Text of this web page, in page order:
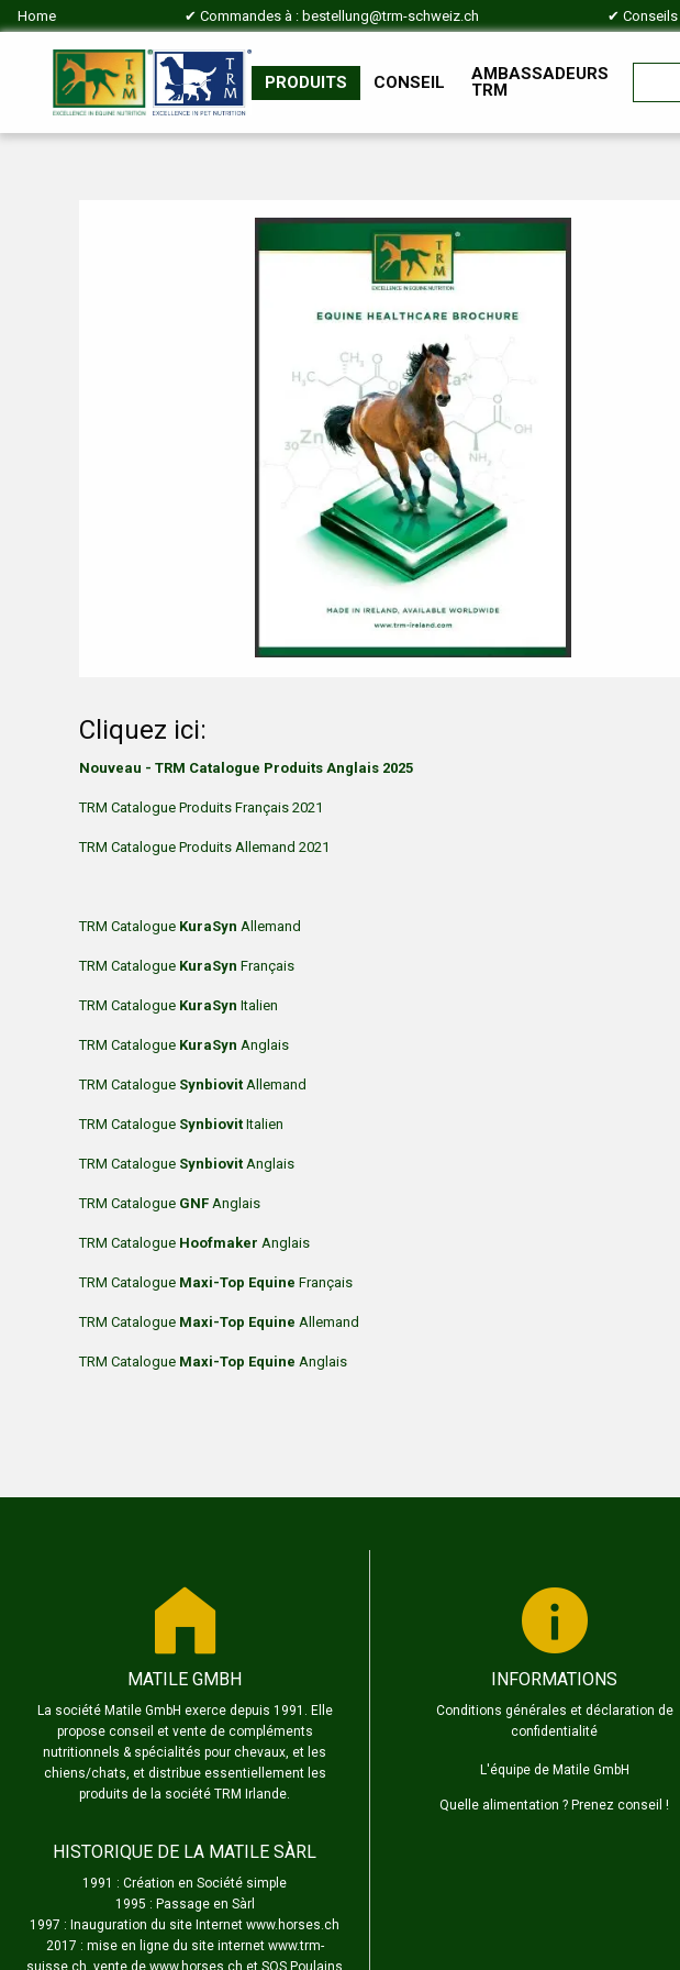
Home ✔ Commandes à : bestellung@trm-schweiz.ch ✔ Conseils
PRODUITS CONSEIL
AMBASSADEURS
TRM
Cliquez ici:
Nouveau - TRM Catalogue Produits Anglais 2025
TRM Catalogue Produits Français 2021
TRM Catalogue Produits Allemand 2021
TRM Catalogue KuraSyn Allemand
TRM Catalogue KuraSyn Français
TRM Catalogue KuraSyn Italien
TRM Catalogue KuraSyn Anglais
TRM Catalogue Synbiovit Allemand
TRM Catalogue Synbiovit Italien
TRM Catalogue Synbiovit Anglais
TRM Catalogue GNF Anglais
TRM Catalogue Hoofmaker Anglais
TRM Catalogue Maxi-Top Equine Français
TRM Catalogue Maxi-Top Equine Allemand
TRM Catalogue Maxi-Top Equine Anglais
MATILE GMBH
La société Matile GmbH exerce depuis 1991. Elle
propose conseil et vente de compléments
nutritionnels & spécialités pour chevaux, et les
chiens/chats, et distribue essentiellement les
produits de la société TRM Irlande.
HISTORIQUE DE LA MATILE SÀRL
1991 : Création en Société simple
1995 : Passage en Sàrl
1997 : Inauguration du site Internet www.horses.ch
2017 : mise en ligne du site internet www.trm-
suisse.ch, vente de www.horses.ch et SOS Poulains
INFORMATIONS
Conditions générales et déclaration de
confidentialité
L'équipe de Matile GmbH
Quelle alimentation ? Prenez conseil !